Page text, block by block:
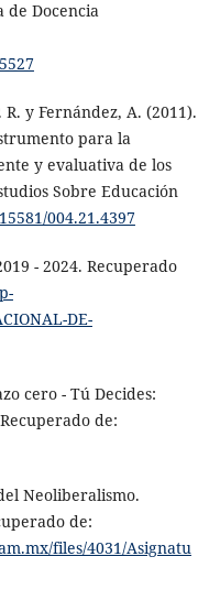
de Docencia
y Fernández, A. (2011).
para la
y evaluativa de los
Sobre Educación
004.21.4397
- 2024. Recuperado
DE-
cero - Tú Decides:
de:
Neoliberalismo.
de:
files/4031/Asignatu